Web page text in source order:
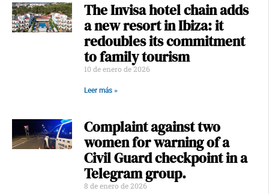
The Invisa hotel chain adds
a new resort in Ibiza: it
redoubles its commitment
to family tourism
10 de enero de 2026
Leer más »
Complaint against two
women for warning of a
Civil Guard checkpoint in a
Telegram group.
8 de enero de 2026